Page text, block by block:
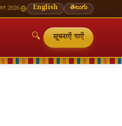
🪔 श्रावण मास — प्रत्येक सोमवार शिवालय
2026 English తెలుగు
🔍 सूचनाएँ पाएँ